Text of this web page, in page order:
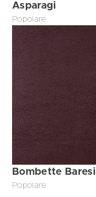
Asparagi
Popolare
Bombette Baresi
Popolare